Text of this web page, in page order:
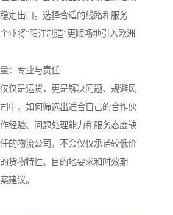
定出口。选择合适的线路和服务
业将“阳江制造”更顺畅地引入欧洲
：专业与责任
仅是运货，更是解决问题、规避风
中，如何筛选出适合自己的合作伙
经验、问题处理能力和服务态度缺
的物流公司，不会仅仅承诺较低价
货物特性、目的地要求和时效期
建议。